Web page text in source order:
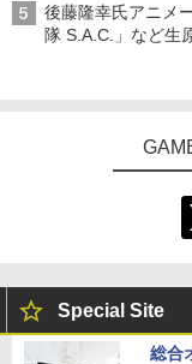
後藤隆幸氏アニメ
隊 S.A.C.」など生
Special Site
総合